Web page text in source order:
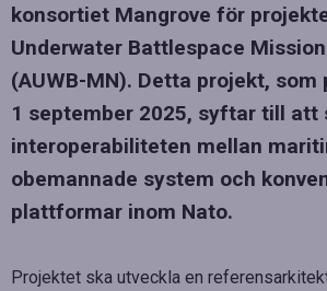
konsortiet Mangrove för
Underwater Battlespace
(AUWB-MN). Detta projekt, som
1 september 2025, syftar till att
interoperabiliteten mellan
obemannade system och
plattformar inom Nato.
Projektet ska utveckla en